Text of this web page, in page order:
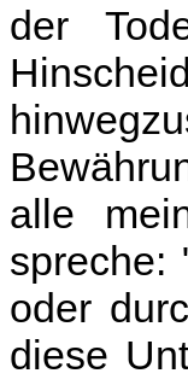
der
alle
spreche:
oder
diese